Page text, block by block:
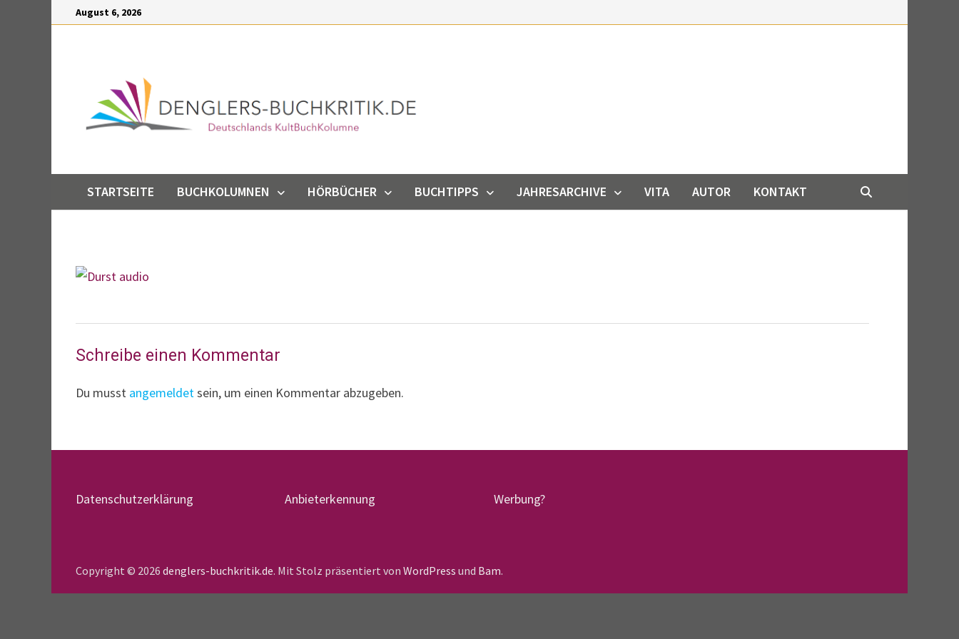
Inhalt
August 6, 2026
STARTSEITE BUCHKOLUMNEN HÖRBÜCHER BUCHTIPPS JAHRESARCHIVE VITA AUTOR KONTAKT
Schreibe einen Kommentar
Du musst angemeldetsein, um einen Kommentar abzugeben.
Datenschutzerklärung Anbieterkennung Werbung?
Copyright © 2026denglers-buchkritik.de. Mit Stolz präsentiert vonWordPress und Bam.